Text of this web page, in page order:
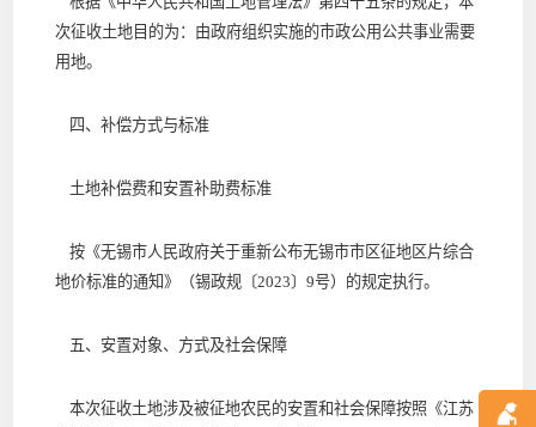
次征收土地目的为：由政府组织实施的市政公用公共事业需要
用地。
四、补偿方式与标准
土地补偿费和安置补助费标准
按《无锡市人民政府关于重新公布无锡市市区征地区片综合
地价标准的通知》（锡政规〔2023〕9号）的规定执行。
五、安置对象、方式及社会保障
本次征收土地涉及被征地农民的安置和社会保障按照《江苏